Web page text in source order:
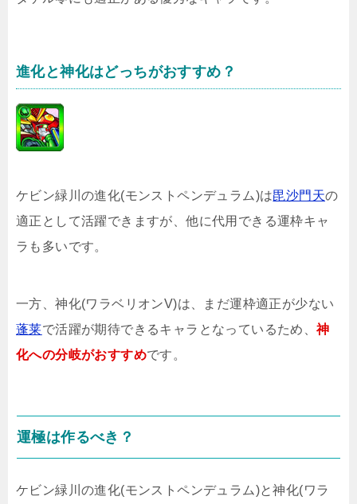
進化と神化はどっちがおすすめ？
ケビン緑川の進化(モンストペンデュラム)は毘沙門天の
適正として活躍できますが、他に代用できる運枠キャ
ラも多いです。
一方、神化(ワラベリオンV)は、まだ運枠適正が少ない
蓬莱で活躍が期待できるキャラとなっているため、神
化への分岐がおすすめです。
運極は作るべき？
ケビン緑川の進化(モンストペンデュラム)と神化(ワラ